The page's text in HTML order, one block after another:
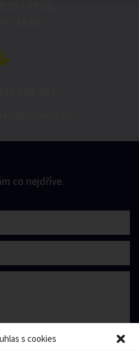
s cookies
co nejdříve.